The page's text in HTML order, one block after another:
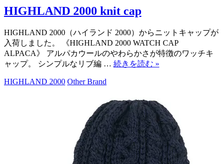
HIGHLAND 2000 knit cap
HIGHLAND 2000（ハイランド 2000）からニットキャップが
入荷しました。 《HIGHLAND 2000 WATCH CAP
ALPACA》 アルパカウールのやわらかさが特徴のワッチキ
ャップ。 シンプルなリブ編 … 続きを読む »
HIGHLAND 2000 Other Brand